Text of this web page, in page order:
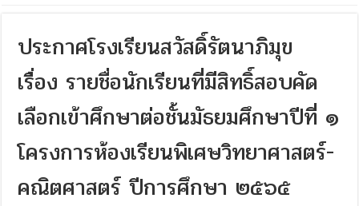
ประกาศโรงเรียนสวัสดิ์รัตนาภิมุข
เรื่อง รายชื่อนักเรียนที่มีสิทธิ์สอบคัด
เลือกเข้าศึกษาต่อชั้นมัธยมศึกษาปีที่ ๑
โครงการห้องเรียนพิเศษวิทยาศาสตร์-
คณิตศาสตร์ ปีการศึกษา ๒๕๖๕